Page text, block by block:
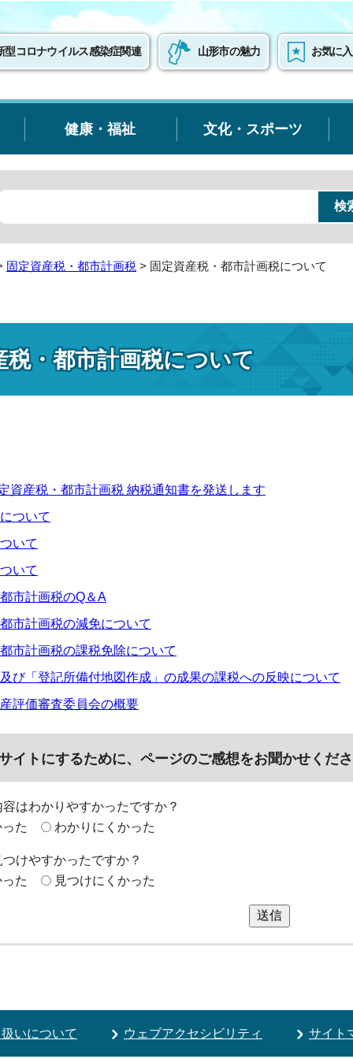
型コロナウイルス感染症関連 山形市の魅力 お気に
健康・福祉 文化・スポーツ
固定資産税・都市計画税 > 固定資産税・都市計画税について
税・都市計画税について
資産税・都市計画税 納税通知書を発送します
ついて
いて
いて
市計画税のQ＆A
市計画税の減免について
市計画税の課税免除について
び「登記所備付地図作成」の成果の課税への反映について
評価審査委員会の概要
イトにするために、ページのご感想をお聞かせくだ
はわかりやすかったですか？
た
わかりにくかった
けやすかったですか？
た
見つけにくかった
送信
いについて ウェブアクセシビリティ サイト